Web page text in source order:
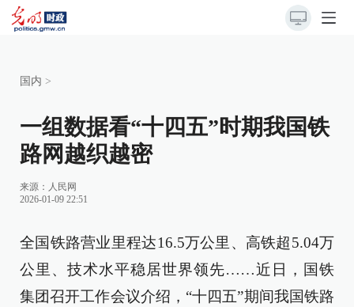
国内 >
一组数据看“十四五”时期我国铁
路网越织越密
来源： 人民网
2026-01-09 22:51
全国铁路营业里程达16.5万公里、高铁超5.04万
公里、技术水平稳居世界领先……近日，国铁
集团召开工作会议介绍，“十四五”期间我国铁路